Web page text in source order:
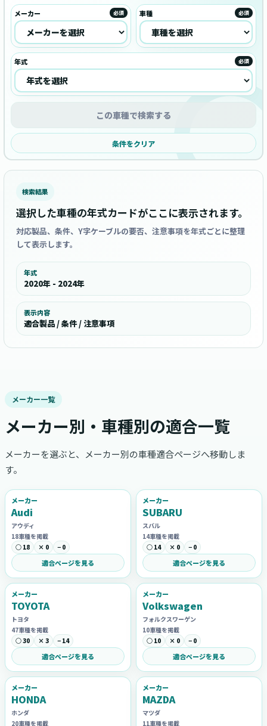
メーカー 必須 車種 必須
年式 必須
この車種で検索する
条件をクリア
検索結果
選択した車種の年式カードがここに表示されます。
対応製品、条件、Y字ケーブルの要否、注意事項を年式ごとに整理
して表示します。
年式
2020年 - 2024年
表示内容
適合製品 / 条件 / 注意事項
メーカー一覧
メーカー別・車種別の適合一覧
メーカーを選ぶと、メーカー別の車種適合ページへ移動しま
す。
メーカー
Audi
アウディ
18車種を掲載
○ 18
× 0 − 0
適合ページを見る
メーカー
SUBARU
スバル
14車種を掲載
○ 14
× 0 − 0
適合ページを見る
メーカー
TOYOTA
トヨタ
47車種を掲載
○ 30
× 3 − 14
適合ページを見る
メーカー
Volkswagen
フォルクスワーゲン
10車種を掲載
○ 10
× 0 − 0
適合ページを見る
メーカー
HONDA
ホンダ
20車種を掲載
メーカー
MAZDA
マツダ
11車種を掲載